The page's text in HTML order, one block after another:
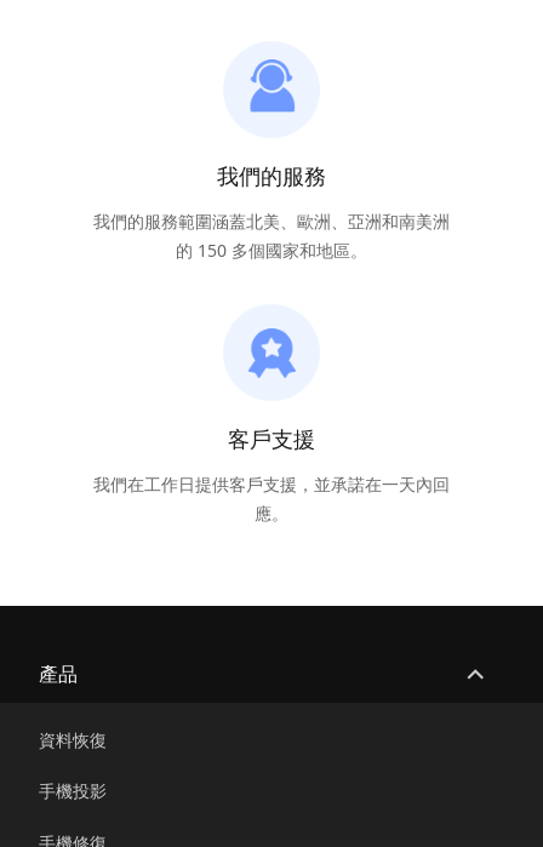
我們的服務
我們的服務範圍涵蓋北美、歐洲、亞洲和南美洲
的 150 多個國家和地區。
客戶支援
我們在工作日提供客戶支援，並承諾在一天內回
應。
產品
expand
資料恢復
手機投影